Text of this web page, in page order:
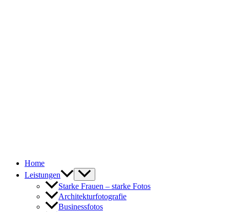
Home
Leistungen
Starke Frauen – starke Fotos
Architekturfotografie
Businessfotos